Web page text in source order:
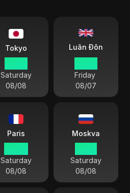
Tokyo
Saturday
08/08
Luân Đôn
Friday
08/07
Paris
Saturday
08/08
Moskva
Saturday
08/08